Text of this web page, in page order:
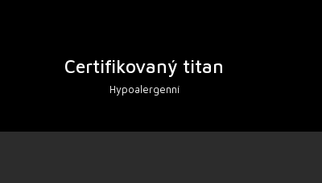
Certifikovaný titan
Hypoalergenní